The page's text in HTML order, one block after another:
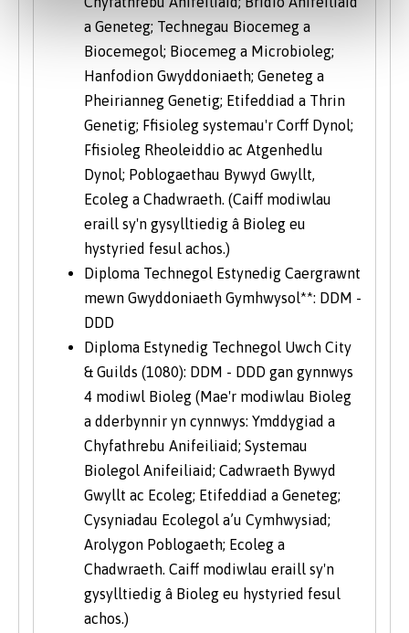
a Geneteg; Technegau Biocemeg a
Biocemegol; Biocemeg a Microbioleg;
Hanfodion Gwyddoniaeth; Geneteg a
Pheirianneg Genetig; Etifeddiad a Thrin
Genetig; Ffisioleg systemau'r Corff Dynol;
Ffisioleg Rheoleiddio ac Atgenhedlu
Dynol; Poblogaethau Bywyd Gwyllt,
Ecoleg a Chadwraeth. (Caiff modiwlau
eraill sy'n gysylltiedig â Bioleg eu
hystyried fesul achos.)
Diploma Technegol Estynedig Caergrawnt
mewn Gwyddoniaeth Gymhwysol**: DDM -
DDD
Diploma Estynedig Technegol Uwch City
& Guilds (1080): DDM - DDD gan gynnwys
4 modiwl Bioleg (Mae'r modiwlau Bioleg
a dderbynnir yn cynnwys: Ymddygiad a
Chyfathrebu Anifeiliaid; Systemau
Biolegol Anifeiliaid; Cadwraeth Bywyd
Gwyllt ac Ecoleg; Etifeddiad a Geneteg;
Cysyniadau Ecolegol a’u Cymhwysiad;
Arolygon Poblogaeth; Ecoleg a
Chadwraeth. Caiff modiwlau eraill sy'n
gysylltiedig â Bioleg eu hystyried fesul
achos.)